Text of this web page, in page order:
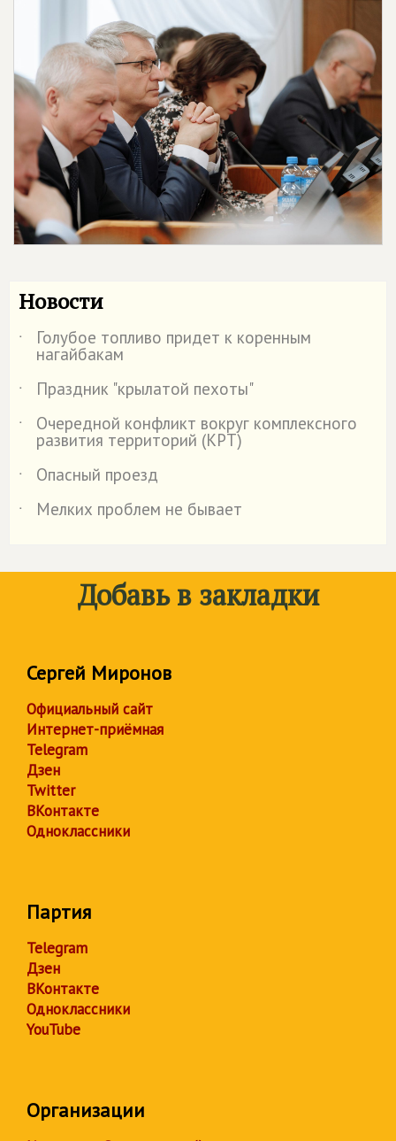
Новости
˙ Голубое топливо придет к коренным
нагайбакам
˙
Праздник "крылатой пехоты"
˙
Очередной конфликт вокруг комплексного
развития территорий (КРТ)
˙
Опасный проезд
˙
Мелких проблем не бывает
Добавь в закладки
Сергей Миронов
Официальный сайт
Интернет-приёмная
Telegram
Дзен
Twitter
ВКонтакте
Одноклассники
Партия
Telegram
Дзен
ВКонтакте
Одноклассники
YouTube
Организации